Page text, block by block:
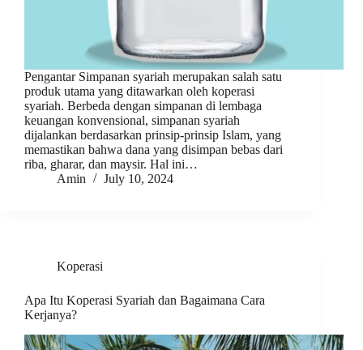
Pengantar Simpanan syariah merupakan salah satu
produk utama yang ditawarkan oleh koperasi
syariah. Berbeda dengan simpanan di lembaga
keuangan konvensional, simpanan syariah
dijalankan berdasarkan prinsip-prinsip Islam, yang
memastikan bahwa dana yang disimpan bebas dari
riba, gharar, dan maysir. Hal ini…
Amin
July 10, 2024
Koperasi
Apa Itu Koperasi Syariah dan Bagaimana Cara
Kerjanya?